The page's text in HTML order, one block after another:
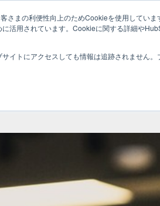
さまの利便性向上のためCookieを使用してい
活用されています。Cookieに関する詳細や
イトにアクセスしても情報は追跡されません
え方 サービスメニュー 料